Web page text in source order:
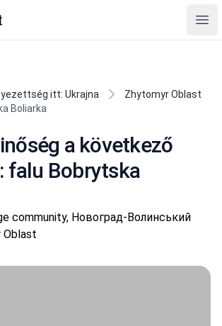
itt: Ukrajna
Zhytomyr Oblast
Boliarka
a következő
falu Bobrytska
community, Новоград-Волинський
Oblast